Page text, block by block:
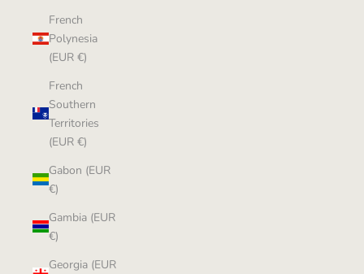
French
Polynesia
(EUR €)
French
Southern
Territories
(EUR €)
Gabon (EUR
€)
Gambia (EUR
€)
Georgia (EUR